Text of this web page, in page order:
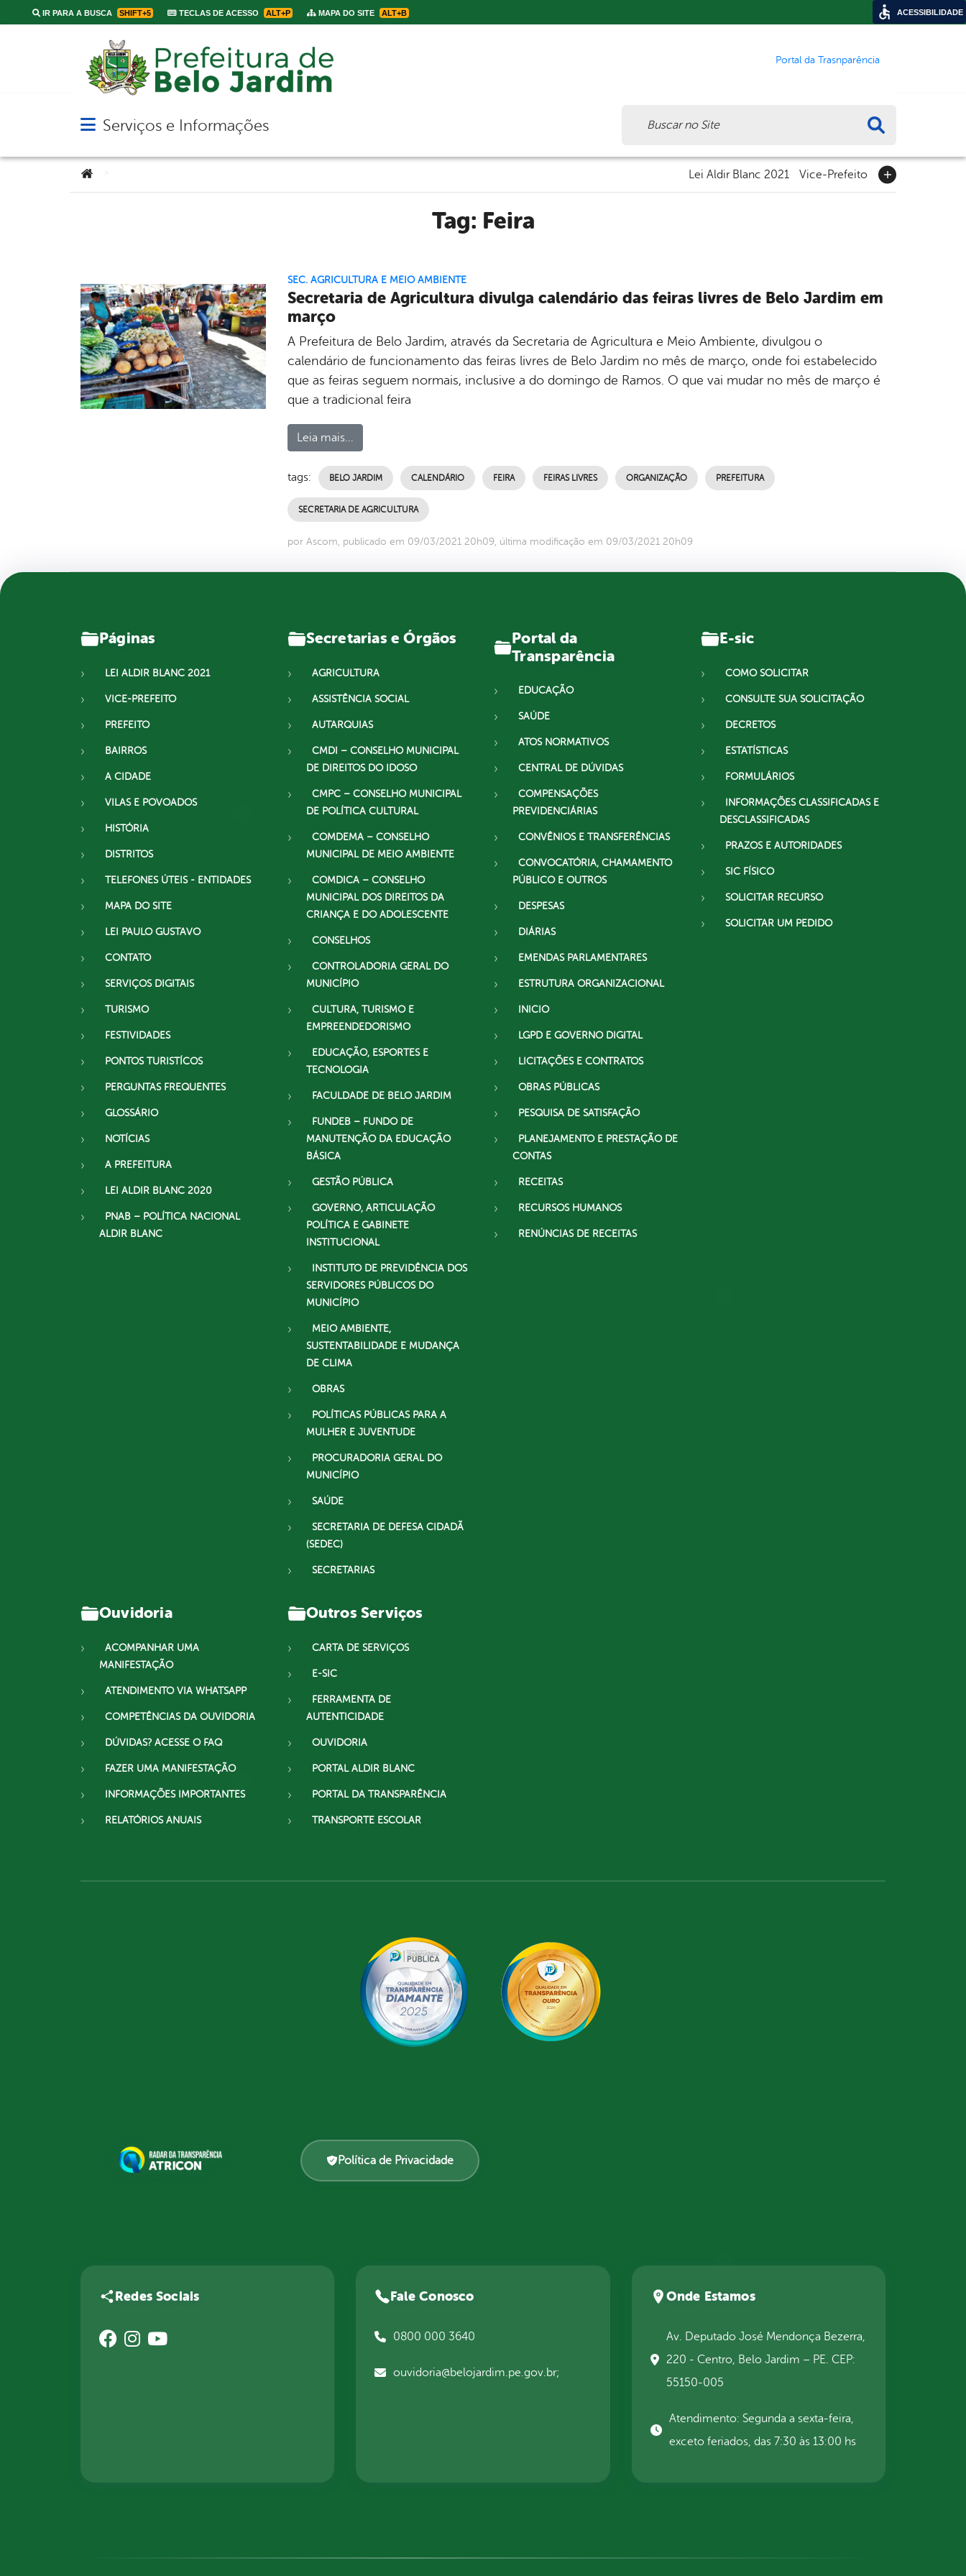
IR PARA A BUSCA SHIFT+5 TECLAS DE ACESSO ALT+P MAPA DO SITE ALT+B
Portal da Trasnparência
Abrir menu principal de navegação
Serviços e Informações
Você está aqui: Lei Aldir Blanc 2021 Vice-Prefeito
Tag: Feira
SEC. AGRICULTURA E MEIO AMBIENTE
Secretaria de Agricultura divulga calendário das feiras livres de Belo Jardim em
março
A Prefeitura de Belo Jardim, através da Secretaria de Agricultura e Meio Ambiente, divulgou o
calendário de funcionamento das feiras livres de Belo Jardim no mês de março, onde foi estabelecido
que as feiras seguem normais, inclusive a do domingo de Ramos. O que vai mudar no mês de março é
que a tradicional feira
Leia mais...
tags: BELO JARDIM CALENDÁRIO FEIRA FEIRAS LIVRES ORGANIZAÇÃO PREFEITURA
SECRETARIA DE AGRICULTURA
por Ascom, publicado em 09/03/2021 20h09, última modificação em 09/03/2021 20h09
Páginas
LEI ALDIR BLANC 2021
VICE-PREFEITO
PREFEITO
BAIRROS
A CIDADE
VILAS E POVOADOS
HISTÓRIA
DISTRITOS
TELEFONES ÚTEIS - ENTIDADES
MAPA DO SITE
LEI PAULO GUSTAVO
CONTATO
SERVIÇOS DIGITAIS
TURISMO
FESTIVIDADES
PONTOS TURISTÍCOS
PERGUNTAS FREQUENTES
GLOSSÁRIO
NOTÍCIAS
A PREFEITURA
LEI ALDIR BLANC 2020
PNAB – POLÍTICA NACIONAL
ALDIR BLANC
Secretarias e Órgãos
AGRICULTURA
ASSISTÊNCIA SOCIAL
AUTARQUIAS
CMDI – CONSELHO MUNICIPAL
DE DIREITOS DO IDOSO
CMPC – CONSELHO MUNICIPAL
DE POLÍTICA CULTURAL
COMDEMA – CONSELHO
MUNICIPAL DE MEIO AMBIENTE
COMDICA – CONSELHO
MUNICIPAL DOS DIREITOS DA
CRIANÇA E DO ADOLESCENTE
CONSELHOS
CONTROLADORIA GERAL DO
MUNICÍPIO
CULTURA, TURISMO E
EMPREENDEDORISMO
EDUCAÇÃO, ESPORTES E
TECNOLOGIA
FACULDADE DE BELO JARDIM
FUNDEB – FUNDO DE
MANUTENÇÃO DA EDUCAÇÃO
BÁSICA
GESTÃO PÚBLICA
GOVERNO, ARTICULAÇÃO
POLÍTICA E GABINETE
INSTITUCIONAL
INSTITUTO DE PREVIDÊNCIA DOS
SERVIDORES PÚBLICOS DO
MUNICÍPIO
MEIO AMBIENTE,
SUSTENTABILIDADE E MUDANÇA
DE CLIMA
OBRAS
POLÍTICAS PÚBLICAS PARA A
MULHER E JUVENTUDE
PROCURADORIA GERAL DO
MUNICÍPIO
SAÚDE
SECRETARIA DE DEFESA CIDADÃ
(SEDEC)
SECRETARIAS
Portal da
Transparência
EDUCAÇÃO
SAÚDE
ATOS NORMATIVOS
CENTRAL DE DÚVIDAS
COMPENSAÇÕES
PREVIDENCIÁRIAS
CONVÊNIOS E TRANSFERÊNCIAS
CONVOCATÓRIA, CHAMAMENTO
PÚBLICO E OUTROS
DESPESAS
DIÁRIAS
EMENDAS PARLAMENTARES
ESTRUTURA ORGANIZACIONAL
INICIO
LGPD E GOVERNO DIGITAL
LICITAÇÕES E CONTRATOS
OBRAS PÚBLICAS
PESQUISA DE SATISFAÇÃO
PLANEJAMENTO E PRESTAÇÃO DE
CONTAS
RECEITAS
RECURSOS HUMANOS
RENÚNCIAS DE RECEITAS
E-sic
COMO SOLICITAR
CONSULTE SUA SOLICITAÇÃO
DECRETOS
ESTATÍSTICAS
FORMULÁRIOS
INFORMAÇÕES CLASSIFICADAS E
DESCLASSIFICADAS
PRAZOS E AUTORIDADES
SIC FÍSICO
SOLICITAR RECURSO
SOLICITAR UM PEDIDO
Ouvidoria
ACOMPANHAR UMA
MANIFESTAÇÃO
ATENDIMENTO VIA WHATSAPP
COMPETÊNCIAS DA OUVIDORIA
DÚVIDAS? ACESSE O FAQ
FAZER UMA MANIFESTAÇÃO
INFORMAÇÕES IMPORTANTES
RELATÓRIOS ANUAIS
Outros Serviços
CARTA DE SERVIÇOS
E-SIC
FERRAMENTA DE
AUTENTICIDADE
OUVIDORIA
PORTAL ALDIR BLANC
PORTAL DA TRANSPARÊNCIA
TRANSPORTE ESCOLAR
Política de Privacidade
Redes Sociais Fale Conosco
0800 000 3640
ouvidoria@belojardim.pe.gov.br;
Onde Estamos
Av. Deputado José Mendonça Bezerra,
220 - Centro, Belo Jardim – PE. CEP:
55150-005
Atendimento: Segunda a sexta-feira,
exceto feriados, das 7:30 às 13:00 hs
ACESSIBILIDADE